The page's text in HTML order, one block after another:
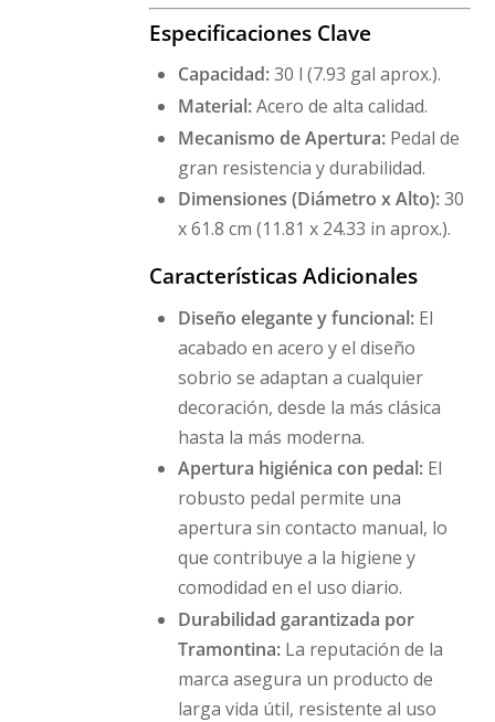
Especificaciones Clave
Capacidad:30 l (7.93 gal aprox.).
Material:Acero de alta calidad.
Mecanismo de Apertura:Pedal de
gran resistencia y durabilidad.
Dimensiones (Diámetro x Alto):30
x 61.8 cm (11.81 x 24.33 in aprox.).
Características Adicionales
Diseño elegante y funcional:El
acabado en acero y el diseño
sobrio se adaptan a cualquier
decoración, desde la más clásica
hasta la más moderna.
Apertura higiénica con pedal:El
robusto pedal permite una
apertura sin contacto manual, lo
que contribuye a la higiene y
comodidad en el uso diario.
Durabilidad garantizada por
Tramontina:La reputación de la
marca asegura un producto de
larga vida útil, resistente al uso